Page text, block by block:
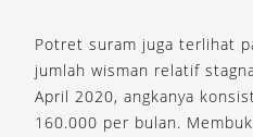
Potret suram juga terlihat
jumlah wisman relatif
April 2020, angkanya
160.000 per bulan.